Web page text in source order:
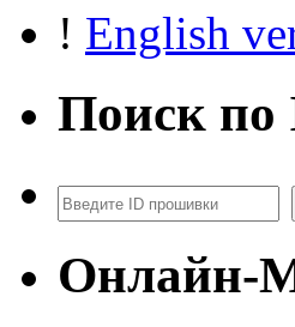
! English
Поиск по
Поиск
Онлайн-